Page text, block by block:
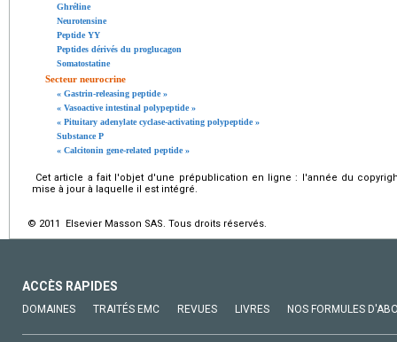
Ghréline
Neurotensine
Peptide YY
Peptides dérivés du proglucagon
Somatostatine
Secteur neurocrine
« Gastrin-releasing peptide »
« Vasoactive intestinal polypeptide »
« Pituitary adenylate cyclase-activating polypeptide »
Substance P
« Calcitonin gene-related peptide »
Cet article a fait l'objet d'une prépublication en ligne : l'année du
mise à jour à laquelle il est intégré.
© 2011 Elsevier Masson SAS. Tous droits réservés.
ACCÈS RAPIDES
DOMAINES TRAITÉS EMC REVUES LIVRES NOS FORMULES